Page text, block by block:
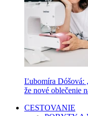
Ľubomíra Dóšová:
že nové oblečenie
CESTOVANIE